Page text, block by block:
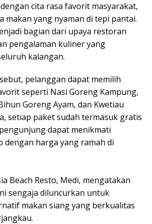
cita rasa favorit masyarakat,
makan yang nyaman di tepi pantai.
bagian dari upaya restoran
pengalaman kuliner yang
kalangan.
pelanggan dapat memilih
seperti Nasi Goreng Kampung,
Goreng Ayam, dan Kwetiau
setiap paket sudah termasuk gratis
dapat menikmati
dengan harga yang ramah di
Beach Resto, Medi, mengatakan
sengaja diluncurkan untuk
makan siang yang berkualitas